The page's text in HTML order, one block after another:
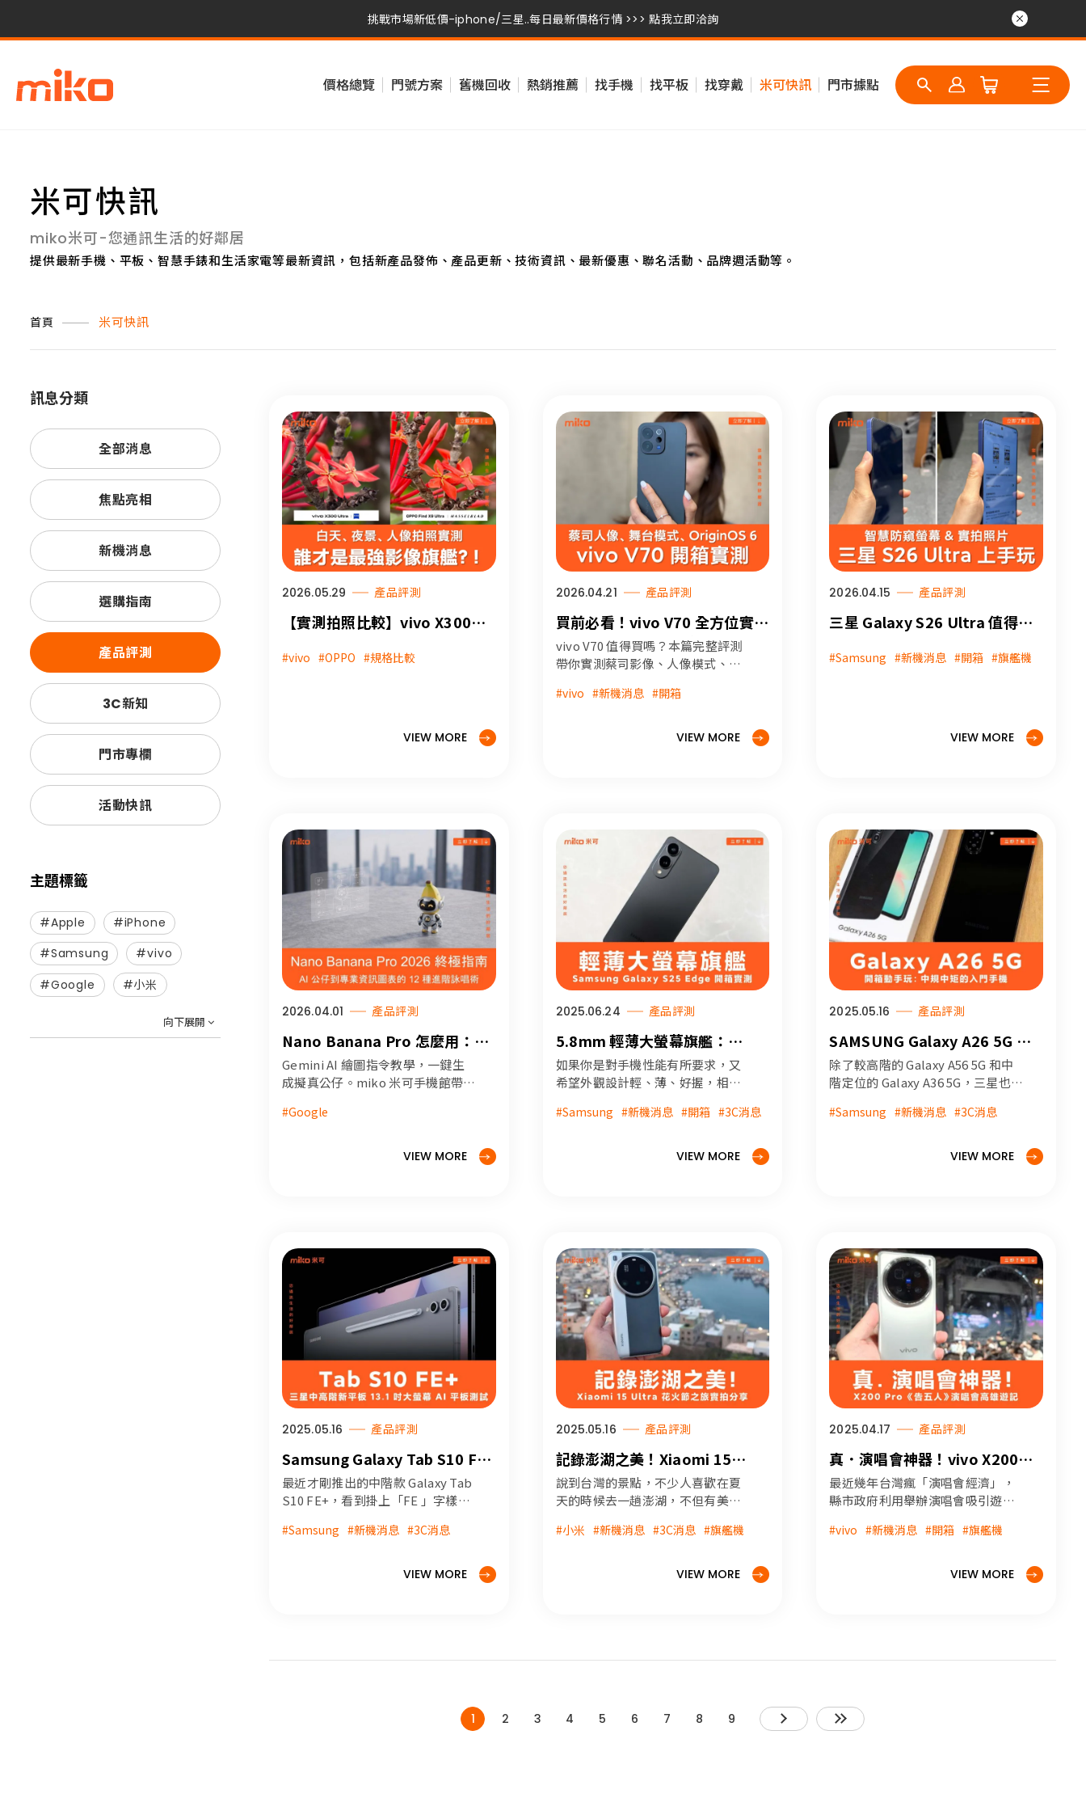
挑戰市場新低價-iphone/三星..每日最新價格行情 >>> 點我立即洽詢
挑戰市場新低價-iphone/三星..每日最新價格行情 >>> 點我立即洽詢
價格總覽 門號方案 舊機回收 熱銷推薦 找手機 找平板 找穿戴 米可快訊 門市據點
米可快訊
miko米可-您通訊生活的好鄰居
提供最新手機、平板、智慧手錶和生活家電等最新資訊，包括新產品發佈、產品更新、技術資訊、最新優惠、聯名活動、品牌週活動等。
首頁 米可快訊
訊息分類
全部消息
焦點亮相
新機消息
選購指南
產品評測
3C新知
門市專欄
活動快訊
主題標籤
#Apple
#iPhone
#Samsung
#vivo
#Google
#小米
向下展開
2026.05.29 產品評測
【實測拍照比較】vivo X300
日景、夜景、人像三大日常場景
#vivo #OPPO #規格比較
VIEW MORE
2026.04.21 產品評測
買前必看！vivo V70 全方位實測
蔡司鏡頭百倍變焦、舞台模式、
OriginOS 6 系統打造中階機皇
新標竿！
vivo V70 值得買嗎？本篇完整評測
帶你實測蔡司影像、人像模式、遊
析優缺點與購買重點，快速掌握這
#vivo #新機消息 #開箱
VIEW MORE
2026.04.15 產品評測
三星 Galaxy S26 Ultra 值得買
焦、水平鎖定、夜拍效果一次看
#Samsung #新機消息 #開箱 #旗艦機
VIEW MORE
2026.04.01 產品評測
Nano Banana Pro 怎麼用：
2026 終極指南，從 AI 公仔到專
業資訊圖表的 12 種進階詠唱術
Gemini AI 繪圖指令教學，一鍵生
成擬真公仔。miko 米可手機館帶你
NotebookLM 應用技巧！
#Google
VIEW MORE
2025.06.24 產品評測
5.8mm 輕薄大螢幕旗艦：
Samsung Galaxy S25 Edge 開
箱實測
如果你是對手機性能有所要求，又
希望外觀設計輕、薄、好握，相信
Galaxy S25 Edge 勢必感到期待。
5.8mm 的超薄機身設計，而且手機
#Samsung #新機消息 #開箱 #3C消息
VIEW MORE
2025.05.16 產品評測
SAMSUNG Galaxy A26 5G 開
箱動手玩：中規中矩的入門手機
除了較高階的 Galaxy A56 5G 和中
階定位的 Galaxy A36 5G，三星也貼
求較簡單的族群打造的入門手機
定位為 Galaxy A 系列的入門款，但
#Samsung #新機消息 #3C消息
VIEW MORE
2025.05.16 產品評測
Samsung Galaxy Tab S10 FE+
13.1 吋大螢幕 AI 平板測試
最近才剛推出的中階款 Galaxy Tab
S10 FE+，看到掛上「FE 」字樣就
產品，這款新平板採用了三星自家
竟實際表現能不能符合價格定位，
#Samsung #新機消息 #3C消息
VIEW MORE
2025.05.16 產品評測
記錄澎湖之美！Xiaomi 15
Ultra 花火節之旅實拍分享
說到台灣的景點，不少人喜歡在夏
天的時候去一趟澎湖，不但有美麗
開始的「澎湖國際海上花火節」更
而最近我們也受到小米台灣邀請，
#小米 #新機消息 #3C消息 #旗艦機
VIEW MORE
2025.04.17 產品評測
真．演唱會神器！vivo X200
Pro 告五人《MY MAGIC 宇宙超
有趣》高雄遊記
最近幾年台灣瘋「演唱會經濟」，
縣市政府利用舉辦演唱會吸引遊
觀眾為了拍到台上的偶像明星，也
攝能力，甚至有部分機種還被掛上
#vivo #新機消息 #開箱 #旗艦機
VIEW MORE
1 2 3 4 5 6 7 8 9